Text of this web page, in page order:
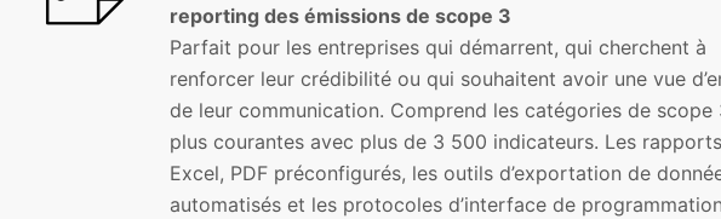
reporting des émissions de scope 3
Parfait pour les entreprises qui démarrent, qui cherchent à
renforcer leur crédibilité ou qui souhaitent avoir une vue
de leur communication. Comprend les catégories de scope
plus courantes avec plus de 3 500 indicateurs. Les
Excel, PDF préconfigurés, les outils d’exportation de
automatisés et les protocoles d’interface de programmation